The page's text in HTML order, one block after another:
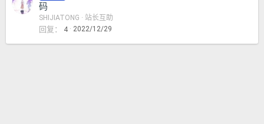
码
SHIJIATONG 站长互助
回复 4 2022/12/29